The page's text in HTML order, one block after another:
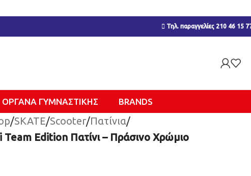
Τηλ. παραγγελίες 210 46 15
ΌΡΓΑΝΑ ΓΥΜΝΑΣΤΙΚΉΣ BRANDS
/SKATE/Scooter/Πατίνια/
Team Edition Πατίνι – Πράσινο Χρώμιο